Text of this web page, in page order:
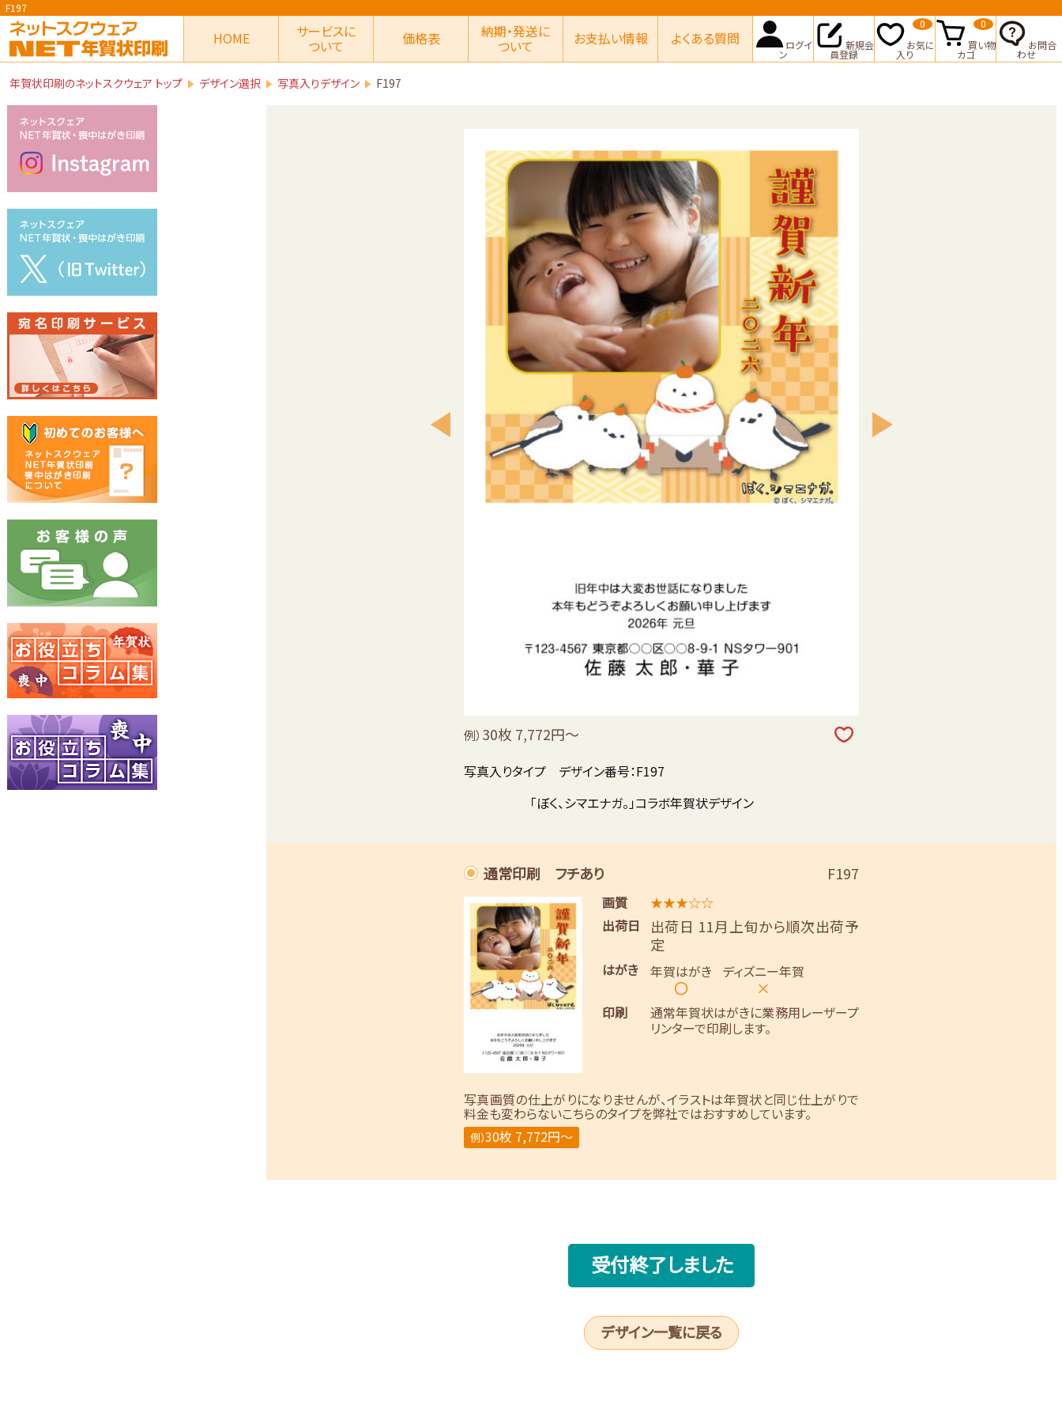
F197
HOME サービスに
ついて 価格表 納期・発送に
ついて お支払い情報 よくある質問 ログイ
ン
新規会
員登録
お気に
入り
0
買い物
カゴ
0
お問合
わせ
年賀状印刷のネットスクウェア トップ デザイン選択 写真入りデザイン F197
例） 30枚 7,772円～
写真入りタイプ デザイン番号：F197
「ぼく、シマエナガ。」コラボ年賀状デザイン
通常印刷 フチあり F197
画質
★★★☆☆
出荷日
出荷日 11月上旬から順次出荷予
定
はがき 年賀はがき
〇
ディズニー年賀
×
印刷
通常年賀状はがきに業務用レーザープ
リンターで印刷します。
写真画質の仕上がりになりませんが、イラストは年賀状と同じ仕上がりで
料金も変わらないこちらのタイプを弊社ではおすすめしています。
例）30枚 7,772円～
受付終了しました
デザイン一覧に戻る